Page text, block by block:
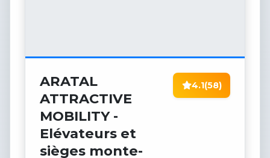
ARATAL
ATTRACTIVE
MOBILITY -
Elévateurs et
sièges monte-
4.1(58)